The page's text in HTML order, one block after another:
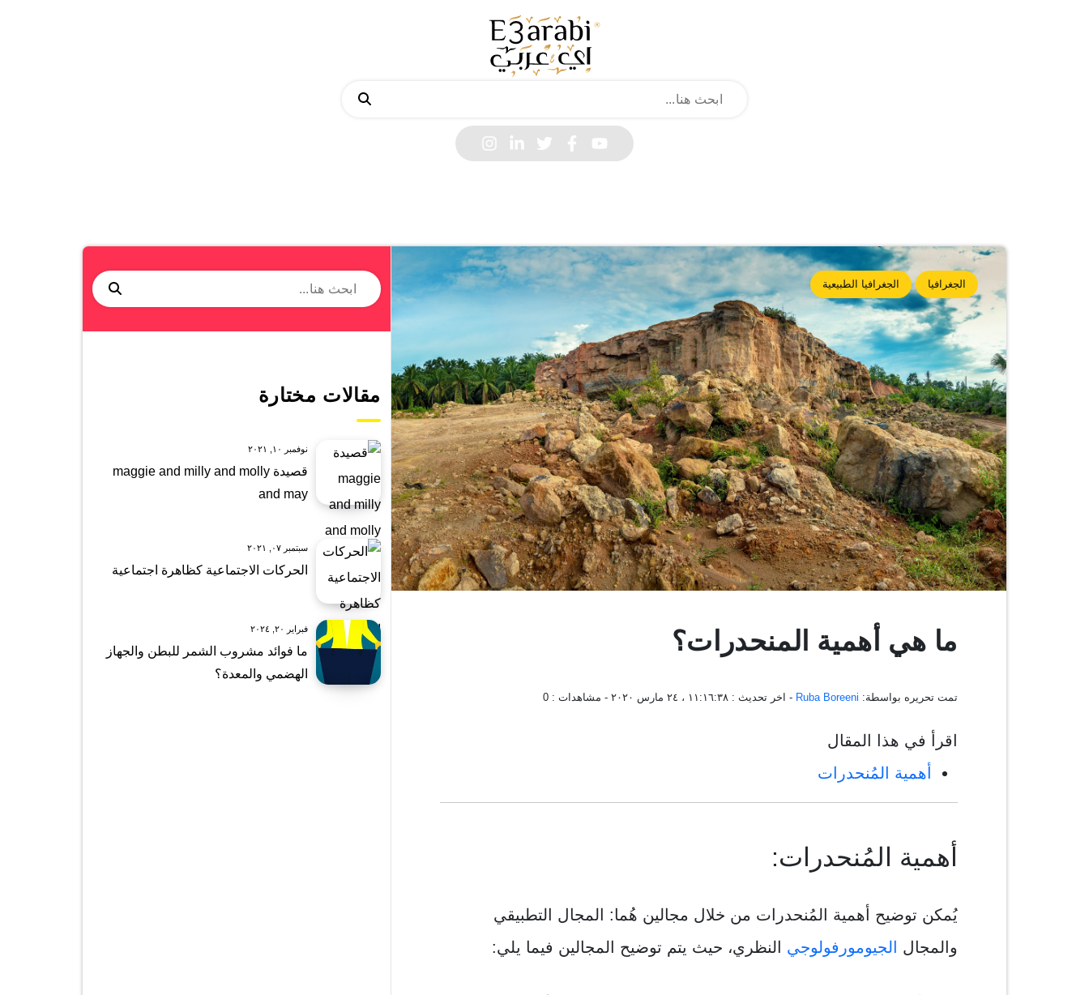
الجغرافيا الجغرافيا الطبيعية
ما هي أهمية المنحدرات؟
تمت تحريره بواسطة: Ruba Boreeni - اخر تحديث : ١١:١٦:٣٨ ، ٢٤ مارس ٢٠٢٠ - مشاهدات : 0
اقرأ في هذا المقال
أهمية المُنحدرات
أهمية المُنحدرات:
يُمكن توضيح أهمية المُنحدرات من خلال مجالين هُما: المجال التطبيقي
والمجال
الجيومورفولوجي النظري، حيث يتم توضيح المجالين فيما يلي:
مقالات مختارة
نوفمبر ١٠, ٢٠٢١
قصيدة maggie and milly and molly
and may
سبتمبر ٠٧, ٢٠٢١
الحركات الاجتماعية كظاهرة اجتماعية
فبراير ٢٠, ٢٠٢٤
ما فوائد مشروب الشمر للبطن والجهاز
الهضمي والمعدة؟